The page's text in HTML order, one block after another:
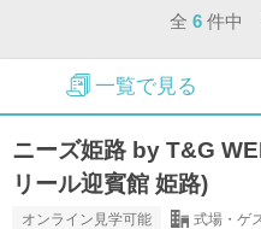
全 6 件中
一覧で見る
ニーズ姫路 by T&G
リール迎賓館 姫路)
オンライン見学可能 式場・ゲ